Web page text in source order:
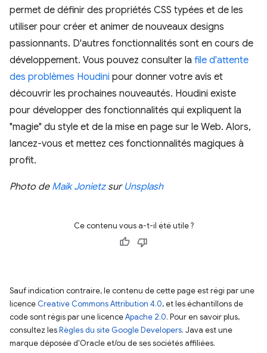
permet de définir des propriétés CSS typées et de les
utiliser pour créer et animer de nouveaux designs
passionnants. D'autres fonctionnalités sont en cours de
développement. Vous pouvez consulter la file d'attente
des problèmes Houdini pour donner votre avis et
découvrir les prochaines nouveautés. Houdini existe
pour développer des fonctionnalités qui expliquent la
"magie" du style et de la mise en page sur le Web. Alors,
lancez-vous et mettez ces fonctionnalités magiques à
profit.
Photo de Maik Jonietzsur Unsplash
Ce contenu vous a-t-il été utile ?
Sauf indication contraire, le contenu de cette page est régi par une
licence Creative Commons Attribution 4.0, et les échantillons de
code sont régis par une licenceApache 2.0. Pour en savoir plus,
consultez lesRègles du site Google Developers. Java est une
marque déposée d'Oracle et/ou de ses sociétés affiliées.